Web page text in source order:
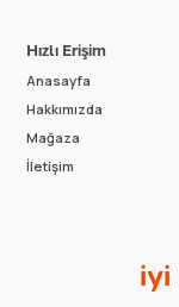
Hızlı Erişim
Anasayfa
Hakkımızda
Mağaza
İletişim
iyi